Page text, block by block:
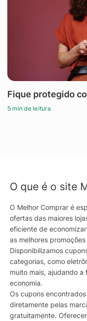
Fique protegido
5 min de leitura
O que é o site
O Melhor Comprar é
ofertas das maiores
eficiente de
as melhores
Disponibilizamos
categorias, como
muito mais, ajudando
economia.
Os cupons
diretamente pelas
gratuitamente.